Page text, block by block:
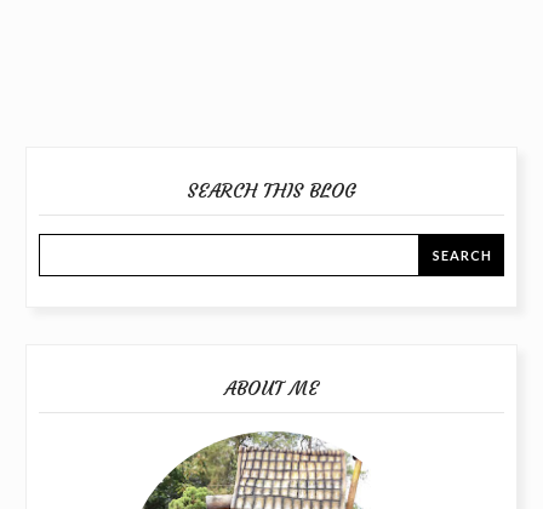
SEARCH THIS BLOG
ABOUT ME